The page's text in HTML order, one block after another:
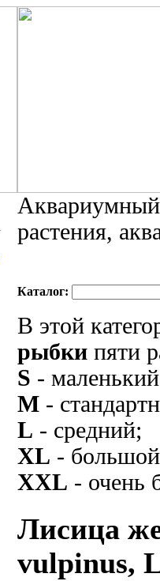
растения,
Каталог:
В этой
рыбки пяти
S -
M -
L - средний;
XL -
XXL - очень
Лисица
vulpinus,